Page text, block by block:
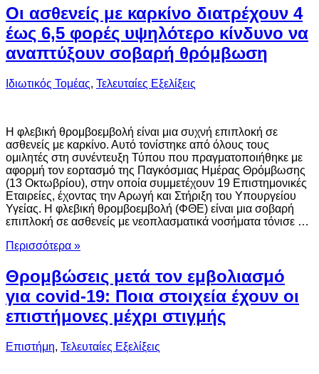
Οι ασθενείς με καρκίνο διατρέχουν 4
έως 6,5 φορές υψηλότερο κίνδυνο να
αναπτύξουν σοβαρή θρόμβωση
Ιδιωτικός Τομέας, Τελευταίες Εξελίξεις
Η φλεβική θρομβοεμβολή είναι μια συχνή επιπλοκή σε
ασθενείς με καρκίνο. Αυτό τονίστηκε από όλους τους
ομιλητές στη συνέντευξη Τύπου που πραγματοποιήθηκε με
αφορμή τον εορτασμό της Παγκόσμιας Ημέρας Θρόμβωσης
(13 Οκτωβρίου), στην οποία συμμετέχουν 19 Επιστημονικές
Εταιρείες, έχοντας την Αρωγή και Στήριξη του Υπουργείου
Υγείας. Η φλεβική θρομβοεμβολή (ΦΘΕ) είναι μια σοβαρή
επιπλοκή σε ασθενείς με νεοπλασματικά νοσήματα τόνισε …
Περισσότερα »
Θρομβώσεις μετά τον εμβολιασμό
για covid-19: Ποια στοιχεία έχουν οι
επιστήμονες μέχρι στιγμής
Επιστήμη, Τελευταίες Εξελίξεις